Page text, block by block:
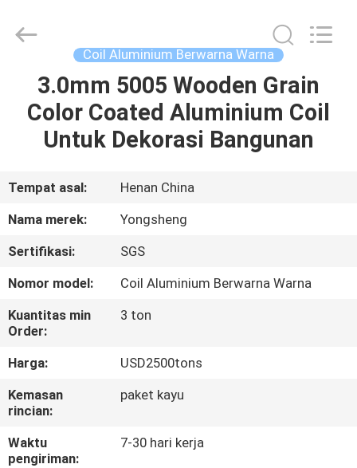
RUMAH
PRODUK
TENTANG
KAMI
TUR
PABRIK
KONTROL
KUALITAS
HUBUNGI
KAMI
Industry
Co.,Ltd..
Coil Aluminium Berwarna Warna
3.0mm 5005 Wooden Grain
Color Coated Aluminium Coil
Untuk Dekorasi Bangunan
Tempat asal:
Henan China
Nama merek:
Yongsheng
Sertifikasi:
SGS
Nomor model:
Coil Aluminium Berwarna Warna
Kuantitas min
Order:
3 ton
Harga:
USD2500tons
Kemasan
rincian:
paket kayu
Waktu
pengiriman:
7-30 hari kerja